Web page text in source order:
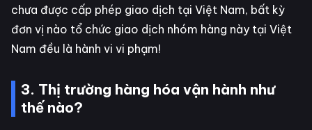
chưa được cấp phép giao dịch tại Việt Nam, bất kỳ
đơn vị nào tổ chức giao dịch nhóm hàng này tại Việt
Nam đều là hành vi vi phạm!
3. Thị trường hàng hóa vận hành như
thế nào?